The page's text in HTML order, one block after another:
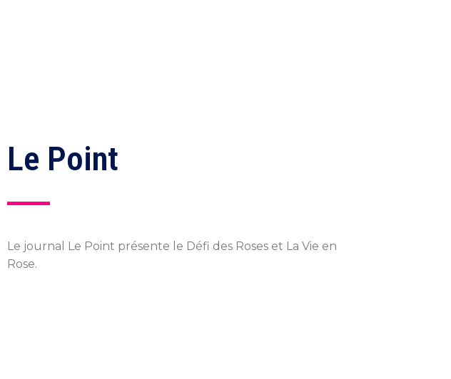
Le Point
Le journal Le Point présente le Défi des Roses et La Vie en
Rose.